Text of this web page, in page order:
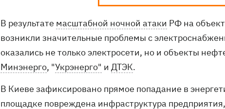
В результате масштабной ночной атаки РФ на
возникли значительные проблемы с
оказались не только электросети, но и объекты
Минэнерго, "Укрэнерго" и ДТЭК.
В Киеве зафиксировано прямое попадание в
площадке повреждена инфраструктура